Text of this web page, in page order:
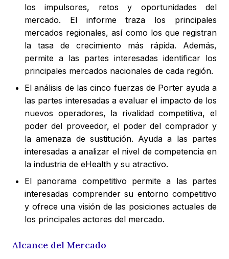
los impulsores, retos y oportunidades del
mercado. El informe traza los principales
mercados regionales, así como los que registran
la tasa de crecimiento más rápida. Además,
permite a las partes interesadas identificar los
principales mercados nacionales de cada región.
El análisis de las cinco fuerzas de Porter ayuda a
las partes interesadas a evaluar el impacto de los
nuevos operadores, la rivalidad competitiva, el
poder del proveedor, el poder del comprador y
la amenaza de sustitución. Ayuda a las partes
interesadas a analizar el nivel de competencia en
la industria de eHealth y su atractivo.
El panorama competitivo permite a las partes
interesadas comprender su entorno competitivo
y ofrece una visión de las posiciones actuales de
los principales actores del mercado.
Alcance del Mercado